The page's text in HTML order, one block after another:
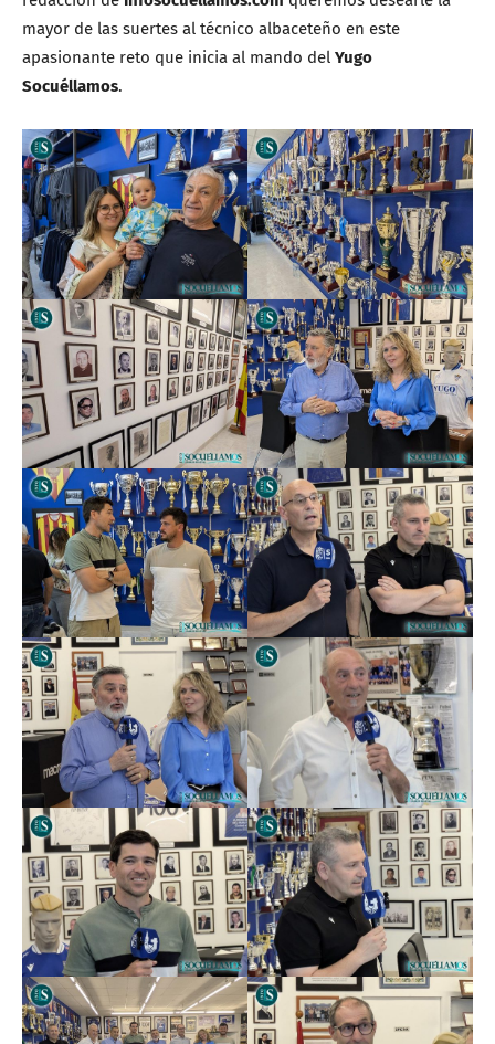
mayor de las suertes al técnico albaceteño en este
apasionante reto que inicia al mando del Yugo
Socuéllamos.